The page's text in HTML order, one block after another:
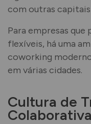
com outras
Para empresas
flexíveis, há uma
coworking
em várias cidades.
Cultura de